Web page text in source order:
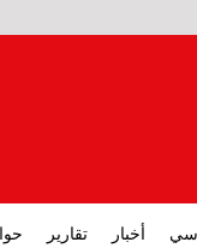
أخبار تقارير